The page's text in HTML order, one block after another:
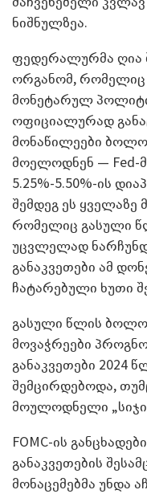
ნიშნულზეა.
ფედერალურმა ღია
ორგანომ, რომელიც
მონეტარულ
ოფიციალურად
მონაწილეები ბოლო
მოელოდნენ — Fed-
5.25%-5.50%-ის
შემდეგ ეს ყველაზე
რომელიც გასული
უცვლელად
განაკვეთები ამ
ჩატარებული ხუთი
გასული წლის
მოვაჭრეები
განაკვეთები 2024
შემცირდებოდა,
მოულოდნელი
FOMC-ის
განაკვეთების
მონაცემებმა უნდა